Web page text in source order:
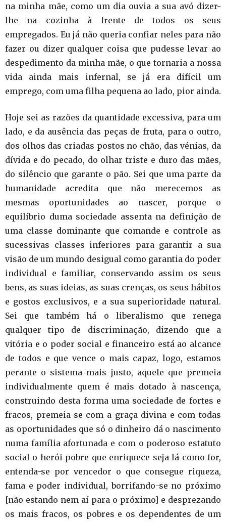
na minha mãe, como um dia ouvia a sua avó dizer-
lhe na cozinha à frente de todos os seus
empregados. Eu já não queria confiar neles para não
fazer ou dizer qualquer coisa que pudesse levar ao
despedimento da minha mãe, o que tornaria a nossa
vida ainda mais infernal, se já era difícil um
emprego, com uma filha pequena ao lado, pior ainda.
Hoje sei as razões da quantidade excessiva, para um
lado, e da ausência das peças de fruta, para o outro,
dos olhos das criadas postos no chão, das vénias, da
dívida e do pecado, do olhar triste e duro das mães,
do silêncio que garante o pão. Sei que uma parte da
humanidade acredita que não merecemos as
mesmas oportunidades ao nascer, porque o
equilíbrio duma sociedade assenta na definição de
uma classe dominante que comande e controle as
sucessivas classes inferiores para garantir a sua
visão de um mundo desigual como garantia do poder
individual e familiar, conservando assim os seus
bens, as suas ideias, as suas crenças, os seus hábitos
e gostos exclusivos, e a sua superioridade natural.
Sei que também há o liberalismo que renega
qualquer tipo de discriminação, dizendo que a
vitória e o poder social e financeiro está ao alcance
de todos e que vence o mais capaz, logo, estamos
perante o sistema mais justo, aquele que premeia
individualmente quem é mais dotado à nascença,
construindo desta forma uma sociedade de fortes e
fracos, premeia-se com a graça divina e com todas
as oportunidades que só o dinheiro dá o nascimento
numa família afortunada e com o poderoso estatuto
social o herói pobre que enriquece seja lá como for,
entenda-se por vencedor o que consegue riqueza,
fama e poder individual, borrifando-se no próximo
[não estando nem aí para o próximo] e desprezando
os mais fracos, os pobres e os dependentes de um